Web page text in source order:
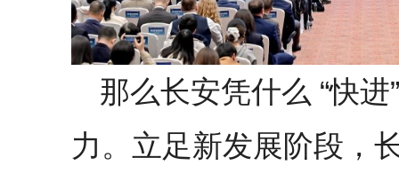
那么长安凭什么 “快
力。立足新发展阶段，